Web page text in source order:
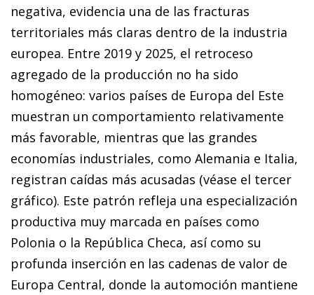
negativa, evidencia una de las fracturas
territoriales más claras dentro de la industria
europea. Entre 2019 y 2025, el retroceso
agregado de la producción no ha sido
homogéneo: varios países de Europa del Este
muestran un comportamiento relativamente
más favorable, mientras que las grandes
economías industriales, como Alemania e Italia,
registran caídas más acusadas (véase el tercer
gráfico). Este patrón refleja una especialización
productiva muy marcada en países como
Polonia o la República Checa, así como su
profunda inserción en las cadenas de valor de
Europa Central, donde la automoción mantiene